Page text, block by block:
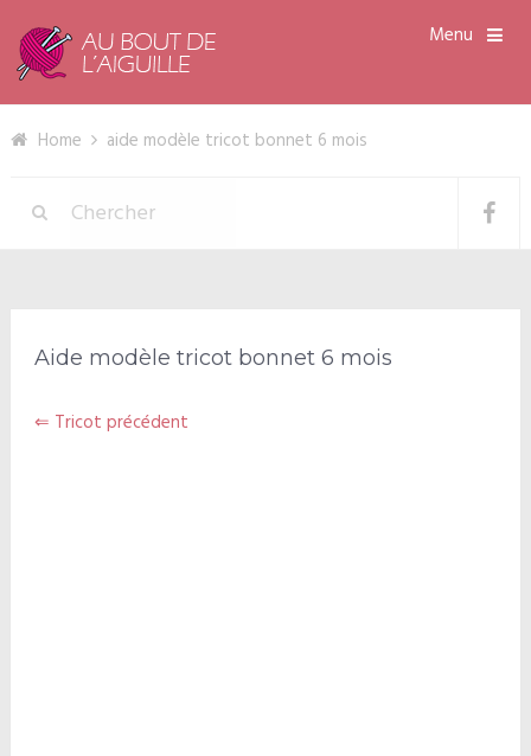
Menu
Home aide modèle tricot bonnet 6 mois
Aide modèle tricot bonnet 6 mois
⇐ Tricot précédent